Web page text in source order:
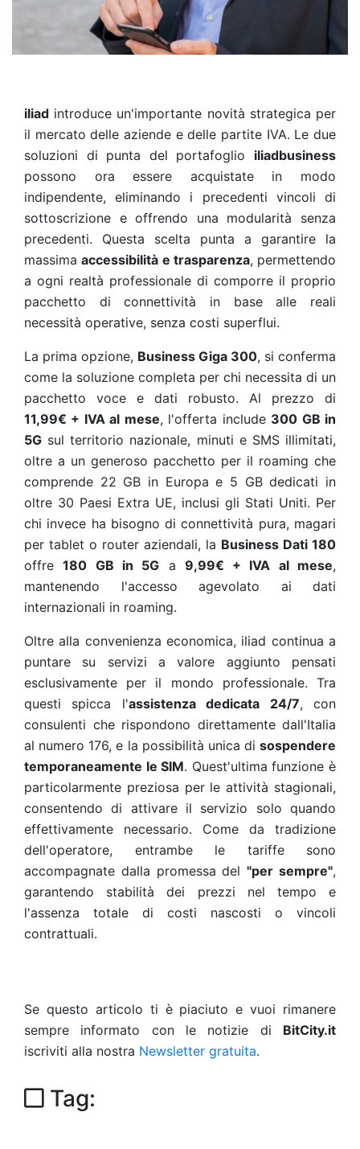
iliad introduce un'importante novità strategica per
il mercato delle aziende e delle partite IVA. Le due
soluzioni di punta del portafoglio iliadbusiness
possono ora essere acquistate in modo
indipendente, eliminando i precedenti vincoli di
sottoscrizione e offrendo una modularità senza
precedenti. Questa scelta punta a garantire la
massimaaccessibilità e trasparenza, permettendo
a ogni realtà professionale di comporre il proprio
pacchetto di connettività in base alle reali
necessità operative, senza costi superflui.
La prima opzione, Business Giga 300, si conferma
come la soluzione completa per chi necessita di un
pacchetto voce e dati robusto. Al prezzo di
11,99€ + IVA al mese, l'offerta include 300 GB in
5G sul territorio nazionale, minuti e SMS illimitati,
oltre a un generoso pacchetto per il roaming che
comprende 22 GB in Europa e 5 GB dedicati in
oltre 30 Paesi Extra UE, inclusi gli Stati Uniti. Per
chi invece ha bisogno di connettività pura, magari
per tablet o router aziendali, la Business Dati 180
offre180 GB in 5G a 9,99€ + IVA al mese,
mantenendo l'accesso agevolato ai dati
internazionali in roaming.
Oltre alla convenienza economica, iliad continua a
puntare su servizi a valore aggiunto pensati
esclusivamente per il mondo professionale. Tra
questi spicca l'assistenza dedicata 24/7, con
consulenti che rispondono direttamente dall'Italia
al numero 176, e la possibilità unica di sospendere
temporaneamente le SIM. Quest'ultima funzione è
particolarmente preziosa per le attività stagionali,
consentendo di attivare il servizio solo quando
effettivamente necessario. Come da tradizione
dell'operatore, entrambe le tariffe sono
accompagnate dalla promessa del"per sempre",
garantendo stabilità dei prezzi nel tempo e
l'assenza totale di costi nascosti o vincoli
contrattuali.
Se questo articolo ti è piaciuto e vuoi rimanere
sempre informato con le notizie di BitCity.it
iscriviti alla nostra Newsletter gratuita.
Tag: